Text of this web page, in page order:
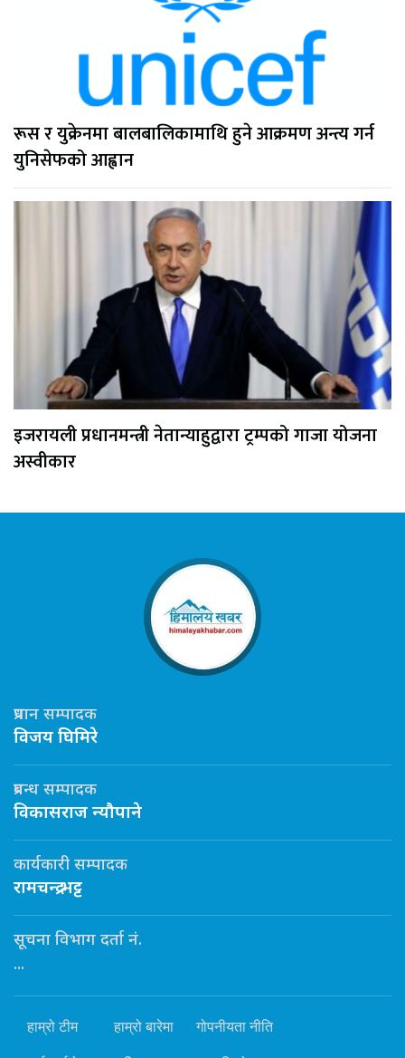
रूस र युक्रेनमा बालबालिकामाथि हुने आक्रमण अन्त्य गर्न
युनिसेफको आह्वान
इजरायली प्रधानमन्त्री नेतान्याहुद्वारा ट्रम्पको गाजा योजना
अस्वीकार
प्रधान सम्पादक
विजय घिमिरे
प्रबन्ध सम्पादक
विकासराज न्यौपाने
कार्यकारी सम्पादक
रामचन्द्र भट्ट
सूचना विभाग दर्ता नं.
...
हाम्रो टीम हाम्रो बारेमा गोपनीयता नीति